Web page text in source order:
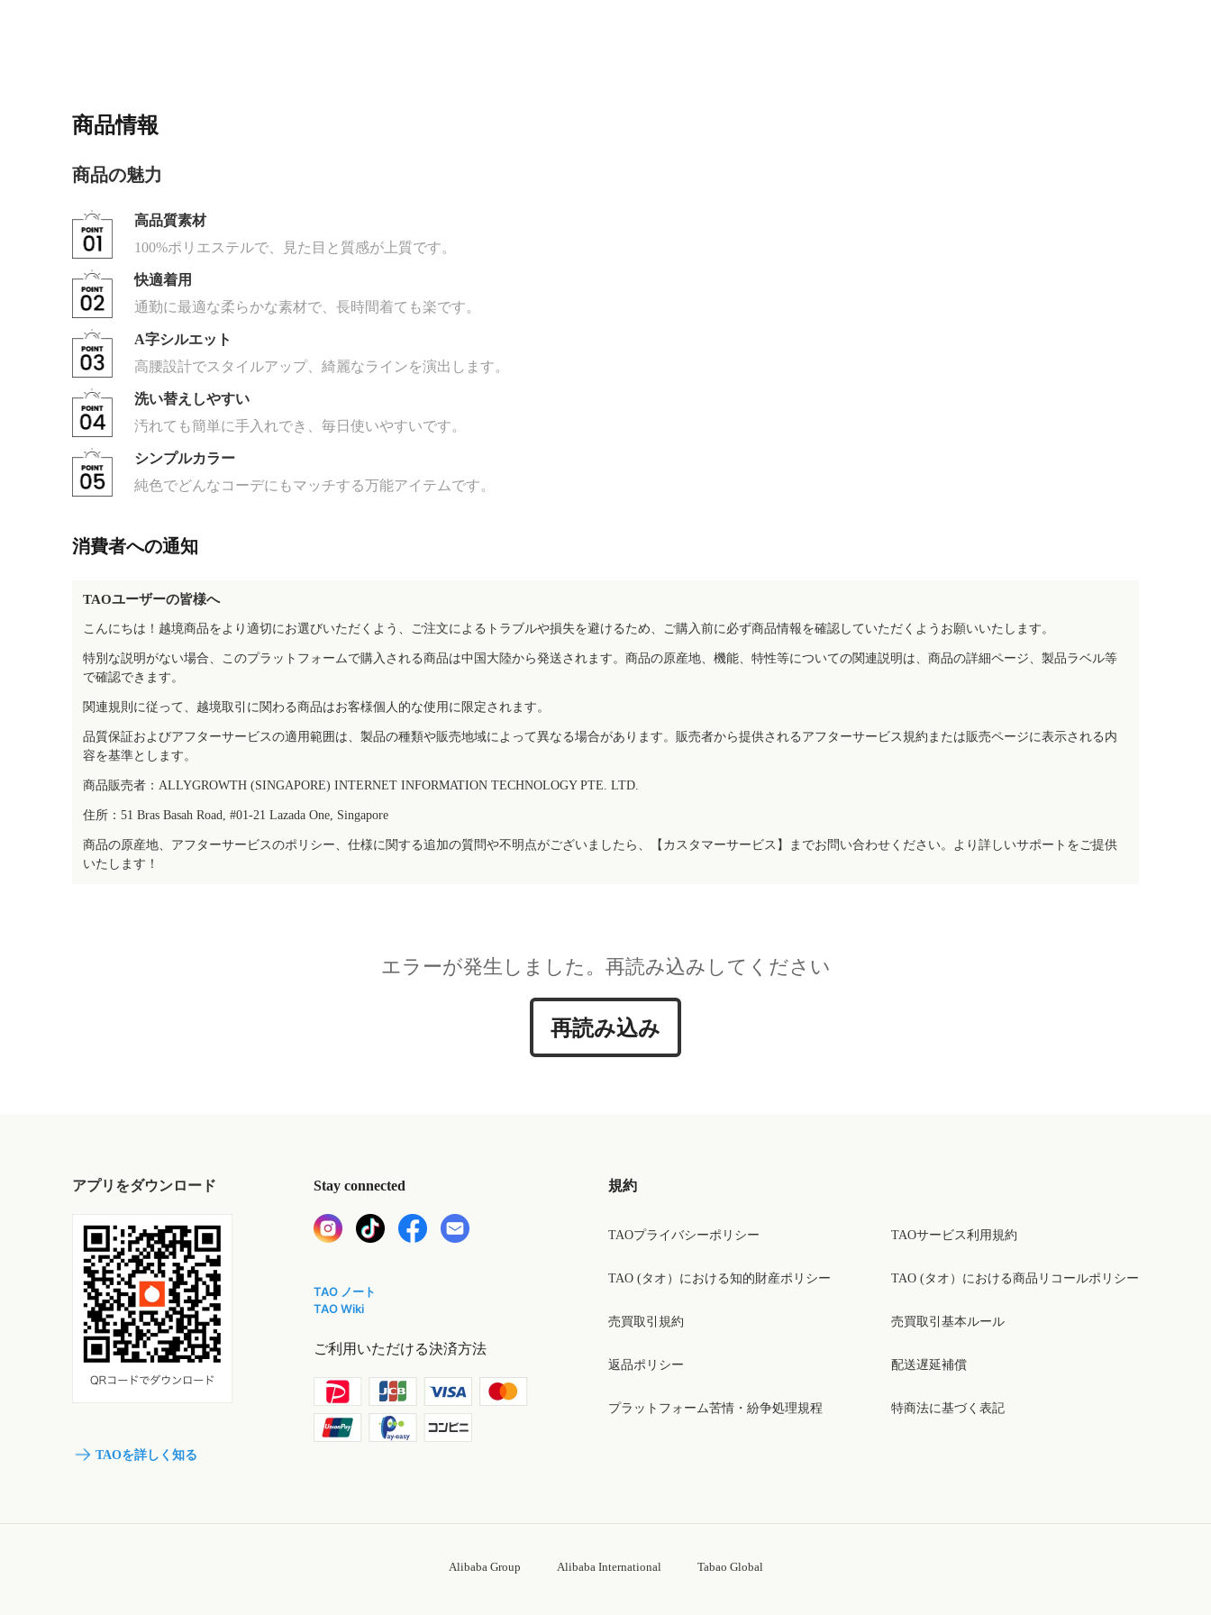
商品情報
商品の魅力
高品質素材
100%ポリエステルで、見た目と質感が上質です。
快適着用
通勤に最適な柔らかな素材で、長時間着ても楽です。
A字シルエット
高腰設計でスタイルアップ、綺麗なラインを演出します。
洗い替えしやすい
汚れても簡単に手入れでき、毎日使いやすいです。
シンプルカラー
純色でどんなコーデにもマッチする万能アイテムです。
消費者への通知
TAOユーザーの皆様へ
こんにちは！越境商品をより適切にお選びいただくよう、ご注文によるトラブルや損失を避けるため、ご購入前に必ず商品情報を確認していただくようお願いいたします。
特別な説明がない場合、このプラットフォームで購入される商品は中国大陸から発送されます。商品の原産地、機能、特性等についての関連説明は、商品の詳細ページ、製品ラベル等
で確認できます。
関連規則に従って、越境取引に関わる商品はお客様個人的な使用に限定されます。
品質保証およびアフターサービスの適用範囲は、製品の種類や販売地域によって異なる場合があります。販売者から提供されるアフターサービス規約または販売ページに表示される内
容を基準とします。
商品販売者：ALLYGROWTH (SINGAPORE) INTERNET INFORMATION TECHNOLOGY PTE. LTD.
住所：51 Bras Basah Road, #01-21 Lazada One, Singapore
商品の原産地、アフターサービスのポリシー、仕様に関する追加の質問や不明点がございましたら、【カスタマーサービス】までお問い合わせください。より詳しいサポートをご提供
いたします！
エラーが発生しました。再読み込みしてください
再読み込み
アプリをダウンロード
TAOを詳しく知る
Stay connected
TAO ノート
TAO Wiki
ご利用いただける決済方法
規約
TAOプライバシーポリシー
TAO (タオ）における知的財産ポリシー
売買取引規約
返品ポリシー
プラットフォーム苦情・紛争処理規程
TAOサービス利用規約
TAO (タオ）における商品リコールポリシー
売買取引基本ルール
配送遅延補償
特商法に基づく表記
Alibaba Group Alibaba International Tabao Global